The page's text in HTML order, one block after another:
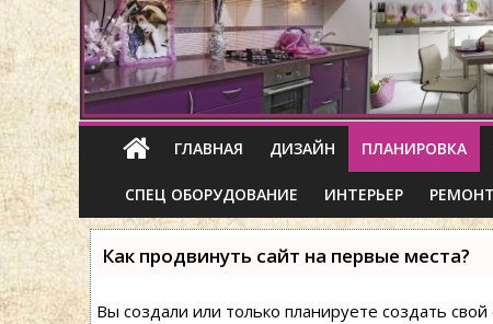
ГЛАВНАЯ ДИЗАЙН ПЛАНИРОВКА
СПЕЦ ОБОРУДОВАНИЕ ИНТЕРЬЕР РЕМОНТ
Как продвинуть сайт на первые места?
Вы создали или только планируете создать